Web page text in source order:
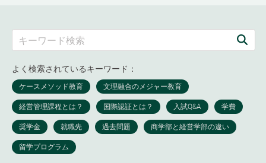
よく検索されているキーワード：